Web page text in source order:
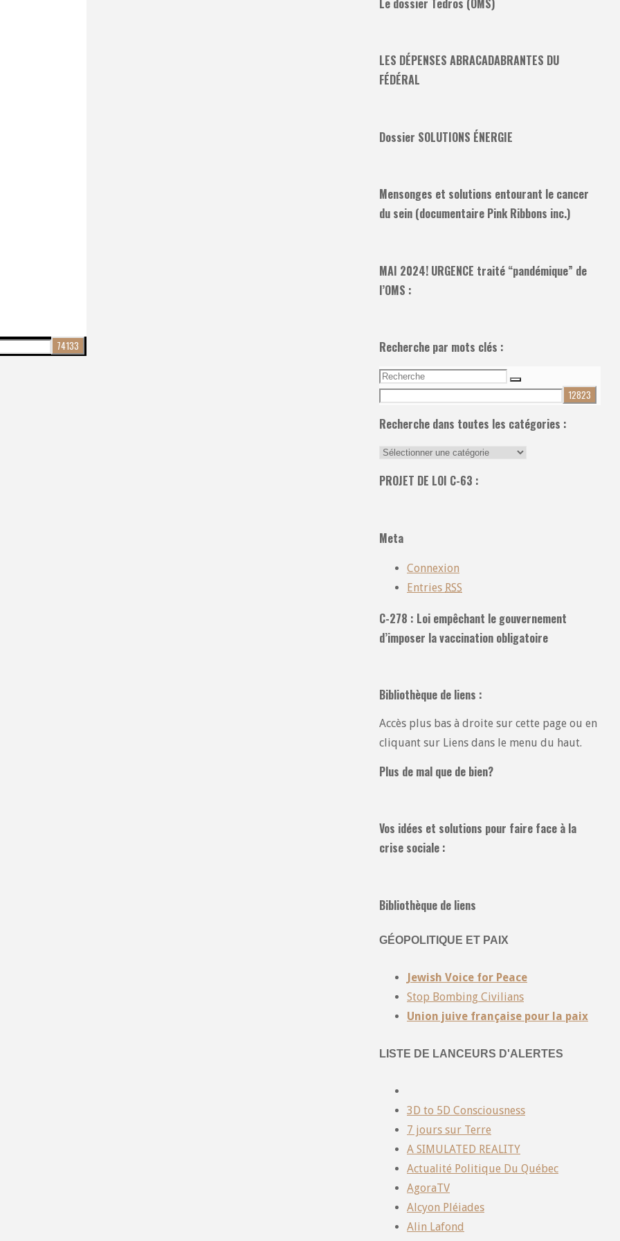
LES DÉPENSES ABRACADABRANTES DU
FÉDÉRAL
Dossier SOLUTIONS ÉNERGIE
Mensonges et solutions entourant le cancer
du sein (documentaire Pink Ribbons inc.)
MAI 2024! URGENCE traité “pandémique” de
l’OMS :
Recherche par mots clés :
Recherche
pour:
Recherche
Recherche dans toutes les catégories :
Recherche
toutes
PROJET DE LOI C-63 :
Meta
Connexion
Entries RSS
C-278 : Loi empêchant le gouvernement
d’imposer la vaccination obligatoire
Bibliothèque de liens :
Accès plus bas à droite sur cette page ou en
cliquant sur Liens dans le menu du haut.
Plus de mal que de bien?
Vos idées et solutions pour faire face à la
crise sociale :
Bibliothèque de liens
GÉOPOLITIQUE ET PAIX
Jewish Voice for Peace
Stop Bombing Civilians
Union juive française pour la paix
LISTE DE LANCEURS D'ALERTES
3D to 5D Consciousness
7 jours sur Terre
A SIMULATED REALITY
Actualité Politique Du Québec
AgoraTV
Alcyon Pléiades
Alin Lafond